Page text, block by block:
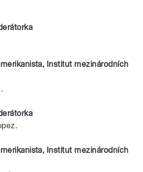
, Institut mezinárodních
.
, Institut mezinárodních